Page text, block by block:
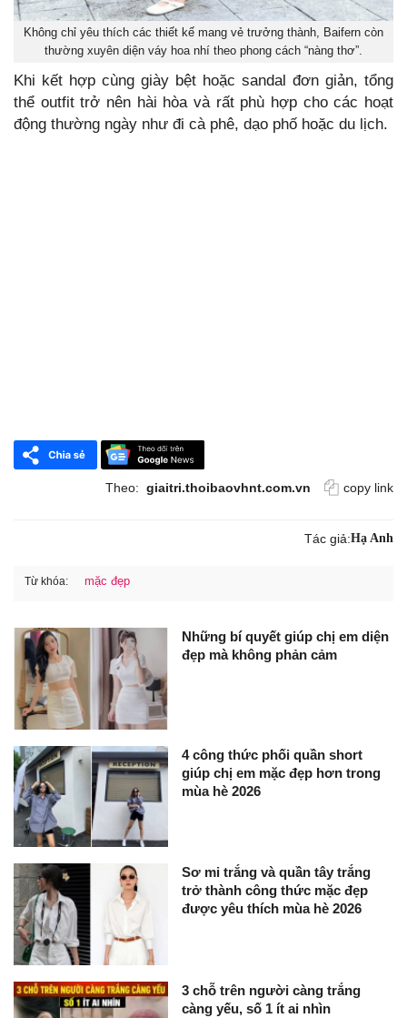
Không chỉ yêu thích các thiết kế mang vẻ trưởng thành, Baifern còn
thường xuyên diện váy hoa nhí theo phong cách “nàng thơ”.
Khi kết hợp cùng giày bệt hoặc sandal đơn giản, tổng
thể outfit trở nên hài hòa và rất phù hợp cho các hoạt
động thường ngày như đi cà phê, dạo phố hoặc du lịch.
Theo: giaitri.thoibaovhnt.com.vn copy link
Tác giả:Hạ Anh
Từ khóa: mặc đẹp
Những bí quyết giúp chị em diện
đẹp mà không phản cảm
4 công thức phối quần short
giúp chị em mặc đẹp hơn trong
mùa hè 2026
Sơ mi trắng và quần tây trắng
trở thành công thức mặc đẹp
được yêu thích mùa hè 2026
3 chỗ trên người càng trắng
càng yếu, số 1 ít ai nhìn